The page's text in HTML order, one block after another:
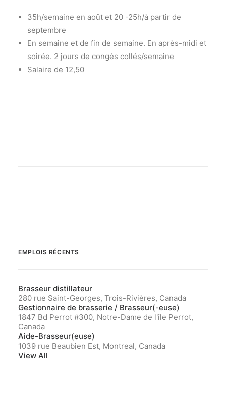
35h/semaine en août et 20 -25h/à partir de
septembre
En semaine et de fin de semaine. En après-midi et
soirée. 2 jours de congés collés/semaine
Salaire de 12,50
EMPLOIS RÉCENTS
Brasseur distillateur
280 rue Saint-Georges, Trois-Rivières, Canada
Gestionnaire de brasserie / Brasseur(-euse)
1847 Bd Perrot #300, Notre-Dame de l'île Perrot,
Canada
Aide-Brasseur(euse)
1039 rue Beaubien Est, Montreal, Canada
View All